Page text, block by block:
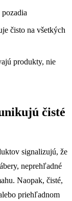
čisto na všetkých
produkty, nie
čisté
signalizujú, že
neprehľadné
Naopak, čisté,
priehľadnom